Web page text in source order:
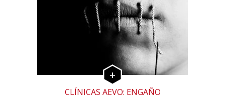
CLÍNICAS AEVO: ENGAÑO